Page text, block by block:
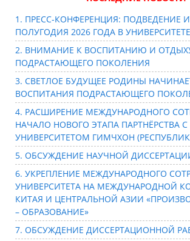
1. ПРЕСС-КОНФЕРЕНЦИЯ: ПОДВЕДЕНИЕ
ПОЛУГОДИЯ 2026 ГОДА В УНИВЕРСИТЕТЕ
2. ВНИМАНИЕ К ВОСПИТАНИЮ И
ПОДРАСТАЮЩЕГО ПОКОЛЕНИЯ
3. СВЕТЛОЕ БУДУЩЕЕ РОДИНЫ
ВОСПИТАНИЯ ПОДРАСТАЮЩЕГО
4. РАСШИРЕНИЕ МЕЖДУНАРОДНОГО
НАЧАЛО НОВОГО ЭТАПА ПАРТНЁРСТВА С
УНИВЕРСИТЕТОМ ГИМЧХОН
5. ОБСУЖДЕНИЕ НАУЧНОЙ
6. УКРЕПЛЕНИЕ МЕЖДУНАРОДНОГО
УНИВЕРСИТЕТА НА МЕЖДУНАРОДНОЙ
КИТАЯ И ЦЕНТРАЛЬНОЙ АЗИИ
– ОБРАЗОВАНИЕ»
7. ОБСУЖДЕНИЕ ДИССЕРТАЦИОННОЙ